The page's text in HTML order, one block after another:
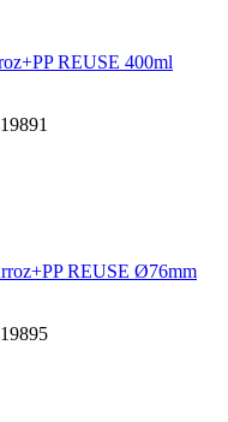
REUSE 400ml
REUSE Ø76mm